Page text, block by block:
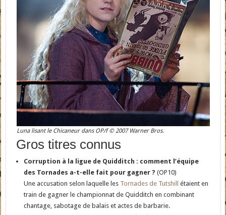
Luna lisant le Chicaneur dans OP/f © 2007 Warner Bros.
Gros titres connus
Corruption à la ligue de Quidditch : comment l’équipe
des Tornades a-t-elle fait pour gagner ? (OP10)
Une accusation selon laquelle les Tornades de Tutshill
étaient en
train de gagner le championnat de Quidditch en combinant
chantage, sabotage de balais et actes de barbarie.